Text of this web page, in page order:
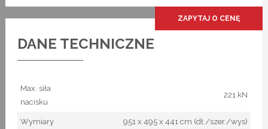
ZAPYTAJ O CENĘ
DANE TECHNICZNE
Max. siła
nacisku
221 kN
Wymiary 951 x 495 x 441 cm (dł./szer./wys)